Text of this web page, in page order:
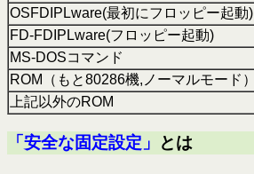
OSFDIPLware(最初にフロッピー起動)
FD-FDIPLware(フロッピー起動)
MS-DOSコマンド
ROM（もと80286機,ノーマルモード）
上記以外のROM
「安全な固定設定」 とは